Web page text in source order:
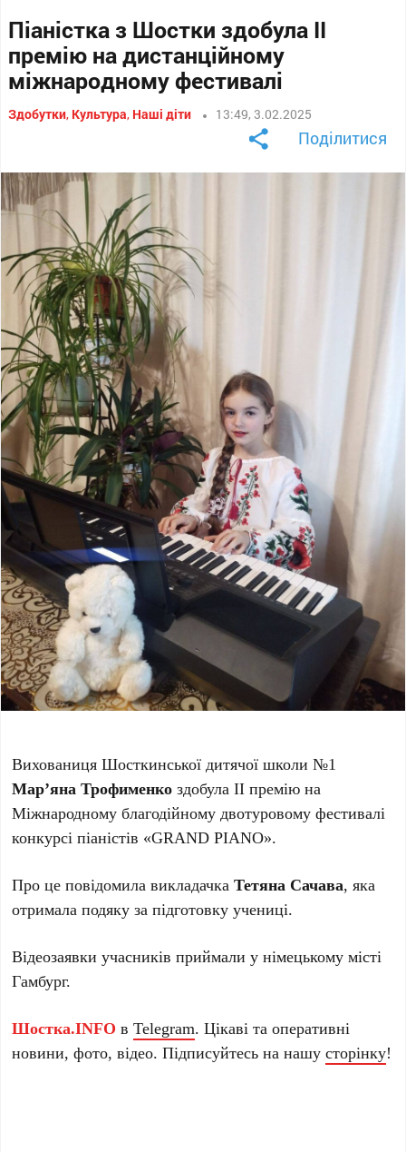
Піаністка з Шостки здобула II
премію на дистанційному
міжнародному фестивалі
Здобутки, Культура, Наші діти 13:49, 3.02.2025
Поділитися
Вихованиця Шосткинської дитячої школи №1
Мар’яна Трофименко здобула II премію на
Міжнародному благодійному двотуровому фестивалі
конкурсі піаністів «GRAND PIANO».
Про це повідомила викладачкаТетяна Сачава, яка
отримала подяку за підготовку учениці.
Відеозаявки учасників приймали у німецькому місті
Гамбург.
Шостка.INFO вTelegram. Цікаві та оперативні
новини, фото, відео. Підписуйтесь на нашусторінку!